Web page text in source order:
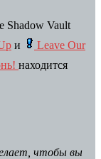
Shadow Vault
и
Leave Our
находится
чтобы вы